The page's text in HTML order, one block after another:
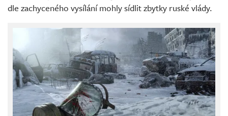
dle zachyceného vysílání mohly sídlit zbytky ruské vlády.